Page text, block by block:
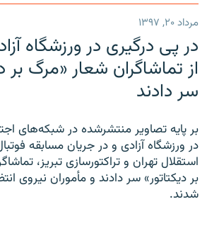
مرداد ۲۰, ۱۳۹۷
در پی درگیری در ورزشگاه
از تماشاگران شعار «مرگ بر
سر دادند
بر پایه تصاویر منتشرشده در شبکه‌های
در ورزشگاه آزادی و در جریان مسابقه
استقلال تهران و تراکتورسازی تبریز،
بر دیکتاتور» سر دادند و مأموران نیروی
شدند.